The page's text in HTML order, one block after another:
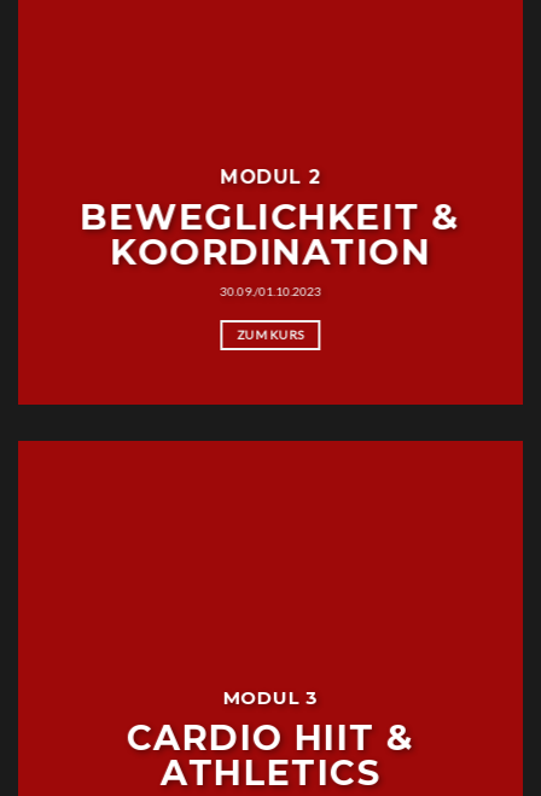
MODUL 2
BEWEGLICHKEIT &
KOORDINATION
30.09./01.10.2023
ZUM KURS
MODUL 3
CARDIO HIIT &
ATHLETICS